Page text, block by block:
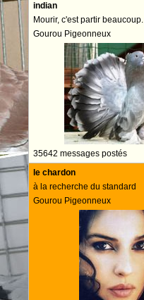
indian
Mourir, c'est partir beaucoup.
Gourou Pigeonneux
35642 messages postés
le chardon
à la recherche du standard
Gourou Pigeonneux